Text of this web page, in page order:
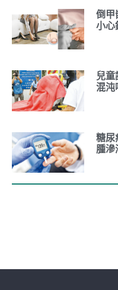
倒甲
小心
兒
混沌
糖尿
腫滲